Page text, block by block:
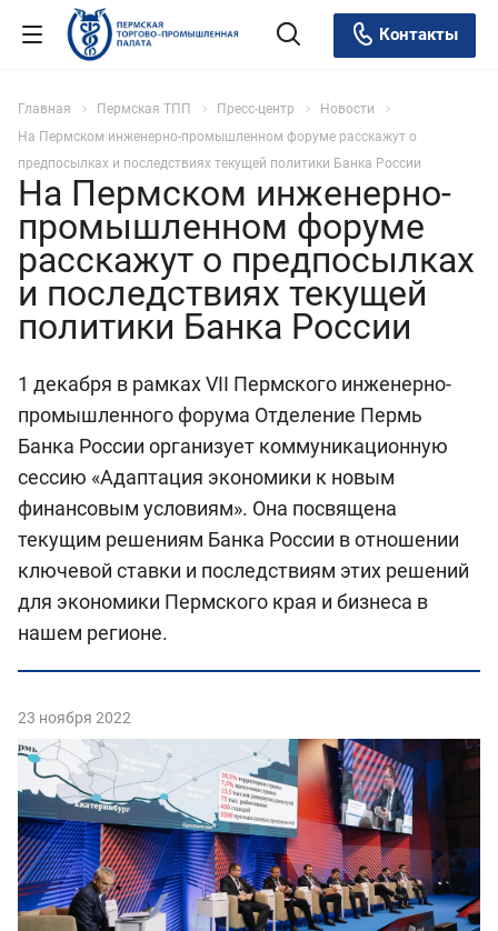
Контакты
Главная Пермская ТПП Пресс-центр
Новости
На Пермском инженерно-промышленном форуме расскажут о
предпосылках и последствиях текущей политики Банка России
На Пермском инженерно-
промышленном форуме
расскажут о предпосылках
и последствиях текущей
политики Банка России
1 декабря в рамках VII Пермского инженерно-
промышленного форума Отделение Пермь
Банка России организует коммуникационную
сессию «Адаптация экономики к новым
финансовым условиям». Она посвящена
текущим решениям Банка России в отношении
ключевой ставки и последствиям этих решений
для экономики Пермского края и бизнеса в
нашем регионе.
23 ноября 2022